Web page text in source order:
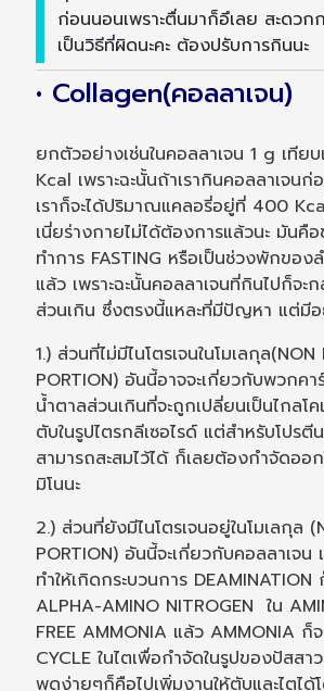
ก่อนนอนเพราะตื่นมาก็อึเลย สะดวก
เป็นวิธีที่ผิดนะคะ ต้องปรับการกินนะ
• Collagen(คอลลาเจน)
ยกตัวอย่างเช่นในคอลลาเจน 1 g เทีย
Kcal เพราะฉะนั้นถ้าเรากินคอลลาเจน
เราก็จะได้ปริมาณแคลอรี่อยู่ที่ 400
เนี่ยร่างกายไม่ได้ต้องการแล้วนะ มันคื
ทำการ FASTING หรือเป็นช่วงพักของ
แล้ว เพราะฉะนั้นคอลลาเจนที่กินไปก็จะ
ส่วนเกิน ซึ่งตรงนี้แหละที่มีปัญหา แต่มี
1.) ส่วนที่ไม่มีไนโตรเจนในโมเลกุล(NON
PORTION) อันนี้อาจจะเกี่ยวกับพวกคา
น้ำตาลส่วนเกินที่จะถูกเปลี่ยนเป็นไกลโค
ตับในรูปไตรกลีเซอไรด์ แต่สำหรับโปรตี
สามารถสะสมไว้ได้ ก็เลยต้องกำจัดออ
มิโนนะ
2.) ส่วนที่ยังมีไนโตรเจนอยู่ในโมเลกุล
PORTION) อันนี้จะเกี่ยวกับคอลลาเจน
ทำให้เกิดกระบวนการ
ALPHA-AMINO NITROGEN ใน
FREE AMMONIA แล้ว AMMONIA ก็จ
CYCLE ในไตเพื่อกำจัดในรูปของปัสสา
พูดง่ายๆก็คือไปเพิ่มงานให้ตับและไตได้